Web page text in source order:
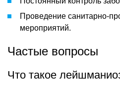
Проведение санитарно-
мероприятий.
Частые вопросы
Что такое